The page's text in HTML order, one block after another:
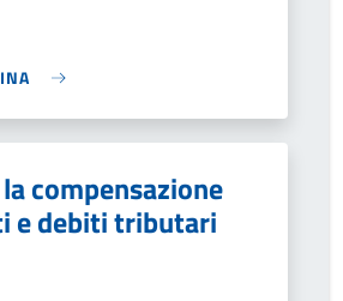
compensazione
e debiti tributari